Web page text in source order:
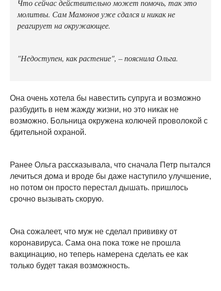
Что сейчас действительно может помочь, так это
молитвы. Сам Мамонов уже сдался и никак не
реагирует на окружающее.
"Недоступен, как растение", – пояснила Ольга.
Она очень хотела бы навестить супруга и возможно
разбудить в нем жажду жизни, но это никак не
возможно. Больница окружена колючей проволокой с
бдительной охраной.
Ранее Ольга рассказывала, что сначала Петр пытался
лечиться дома и вроде бы даже наступило улучшение,
но потом он просто перестал дышать. пришлось
срочно вызывать скорую.
Она сожалеет, что муж не сделал прививку от
коронавируса. Сама она пока тоже не прошла
вакцинацию, но теперь намерена сделать ее как
только будет такая возможность.